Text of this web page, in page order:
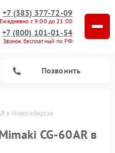
+7 (383) 377-72-09
Ежедневно с 9:00 до 21:00
+7 (800) 101-01-54
Звонок бесплатный по РФ
Позвонить
в Новосибирске
CG-60AR в